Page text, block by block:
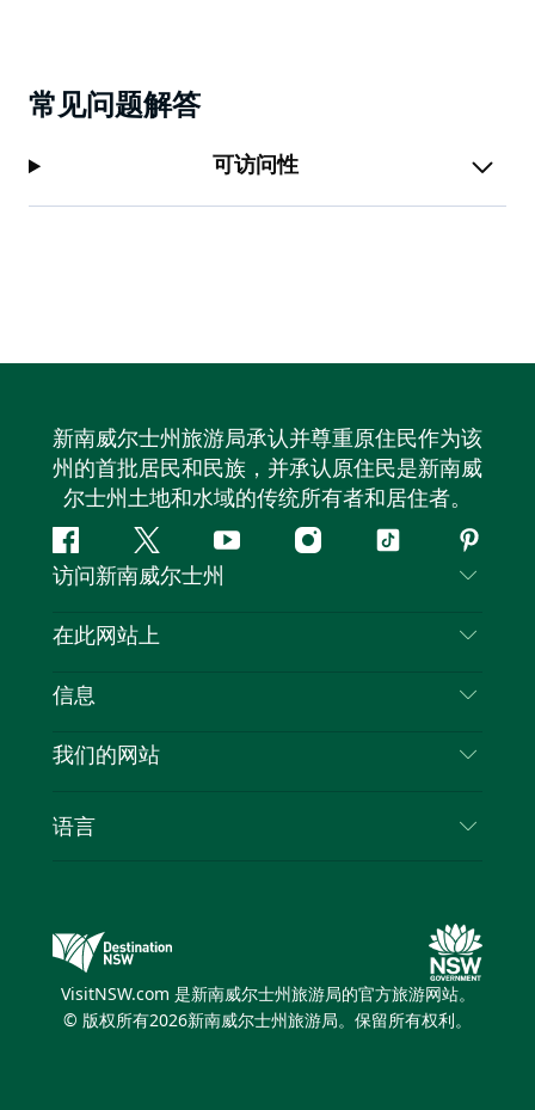
常见问题解答
可访问性
新南威尔士州旅游局承认并尊重原住民作为该
州的首批居民和民族，并承认原住民是新南威
尔士州土地和水域的传统所有者和居住者。
Facebook叽
叽
喳
YouTubeInstagram
抖
访问新南威尔士州
联系我们
隐私
Cookie 通知
在此网站上
目的地
新南威尔士州公路旅行
活动
信息
旅行信息
新南威尔士州的商业
我们的网站
新南威尔士州旅游局媒体中心
缤纷悉尼灯光音乐节
语言
VisitNSW.com 是新南威尔士州旅游局的官方旅游网站。
© 版权所有2026新南威尔士州旅游局。保留所有权利。